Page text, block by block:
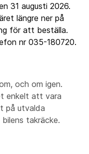
31 augusti 2026.
längre ner på
för att beställa.
nr 035-180720.
och om igen.
enkelt att vara
på utvalda
takräcke.